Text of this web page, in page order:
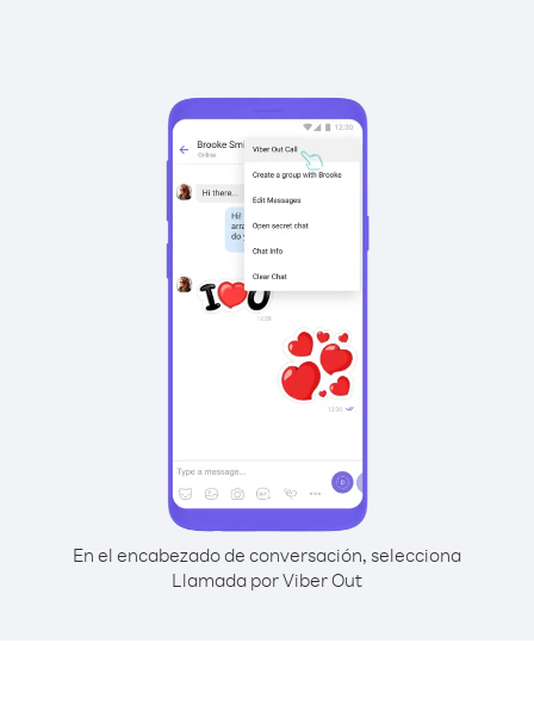
En el encabezado de conversación, selecciona
Llamada por Viber Out